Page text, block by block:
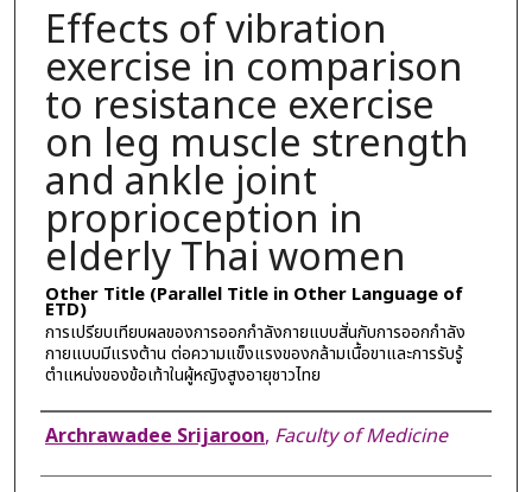
Effects of vibration
exercise in comparison
to resistance exercise
on leg muscle strength
and ankle joint
proprioception in
elderly Thai women
Other Title (Parallel Title in Other Language of
ETD)
การเปรียบเทียบผลของการออกกำลังกายแบบสั่นกับการออกกำลัง
กายแบบมีแรงต้าน ต่อความแข็งแรงของกล้ามเนื้อขาและการรับรู้
ตำแหน่งของข้อเท้าในผู้หญิงสูงอายุชาวไทย
Author
Archrawadee Srijaroon, Faculty of Medicine